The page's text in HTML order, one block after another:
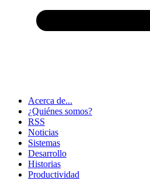
Acerca de...
¿Quiénes somos?
RSS
Noticias
Sistemas
Desarrollo
Historias
Productividad